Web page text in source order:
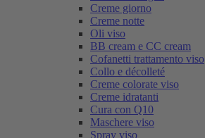
Creme giorno
Creme notte
Oli viso
BB cream e CC cream
Cofanetti trattamento viso
Collo e décolleté
Creme colorate viso
Creme idratanti
Cura con Q10
Maschere viso
Spray viso